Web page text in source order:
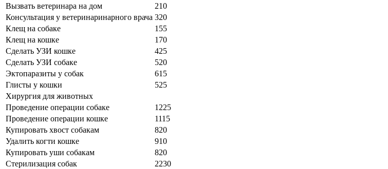
Вызвать ветеринара на дом
210
Консультация у ветеринаринарного врача 320
Клещ на собаке
155
Клещ на кошке
170
Сделать УЗИ кошке
425
Сделать УЗИ собаке
520
Эктопаразиты у собак
615
Глисты у кошки
525
Хирургия для животных
Проведение операции собаке
1225
Проведение операции кошке
1115
Купировать хвост собакам
820
Удалить когти кошке
910
Купировать уши собакам
820
Стерилизация собак
2230